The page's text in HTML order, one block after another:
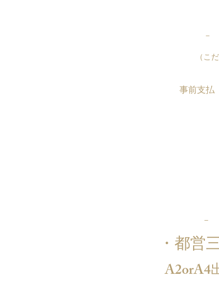
-
（こ
事前支
-
・都営
A2orA4